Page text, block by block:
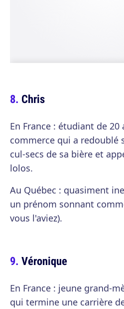
Chris
En France : étudiant de 20
commerce qui a redoublé
cul-secs de sa bière et
lolos.
Au Québec : quasiment
un prénom sonnant
vous l'aviez).
Véronique
En France : jeune grand-
qui termine une carrière